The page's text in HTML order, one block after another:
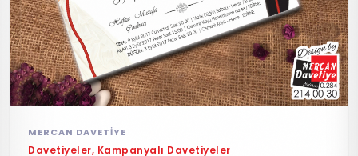
MERCAN DAVETIYE
Davetiyeler, Kampanyalı Davetiyeler